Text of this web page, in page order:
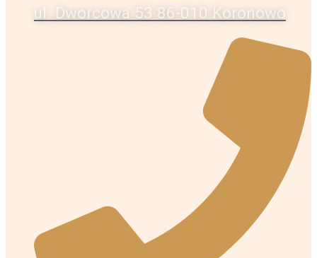
ul. Dworcowa 53 86-010 Koronowo